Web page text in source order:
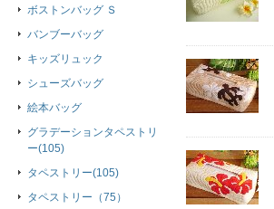
ボストンバッグ Ｓ
バンブーバッグ
キッズリュック
シューズバッグ
絵本バッグ
グラデーションタペストリ
ー(105)
タペストリー(105)
タペストリー（75）